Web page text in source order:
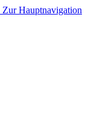
Zur Hauptnavigation